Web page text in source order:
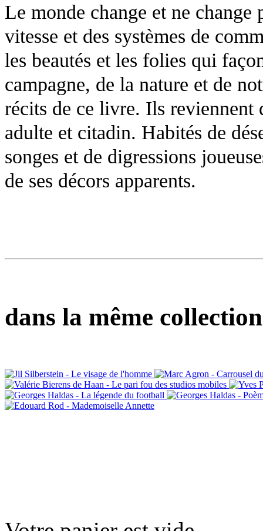
Le monde change et ne
vitesse et des systèmes de
les beautés et les folies qui
campagne, de la nature et de
récits de ce livre. Ils reviennent
adulte et citadin. Habités de
songes et de digressions
de ses décors apparents.
dans la même collection